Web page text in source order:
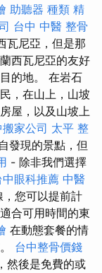
助聽器 種類 精
台中 中醫 整骨
瓦尼亞，但是那
西瓦尼亞的友好
的地。 在岩石
，在山上，山坡
屋，以及山坡上
搬家公司 太平 整
發現的景點，但
- 除非我們選擇
中眼科推薦 中醫
您可以提前計
合可用時間的東
在動態套餐的情
台中整骨價錢
然後是免費的或